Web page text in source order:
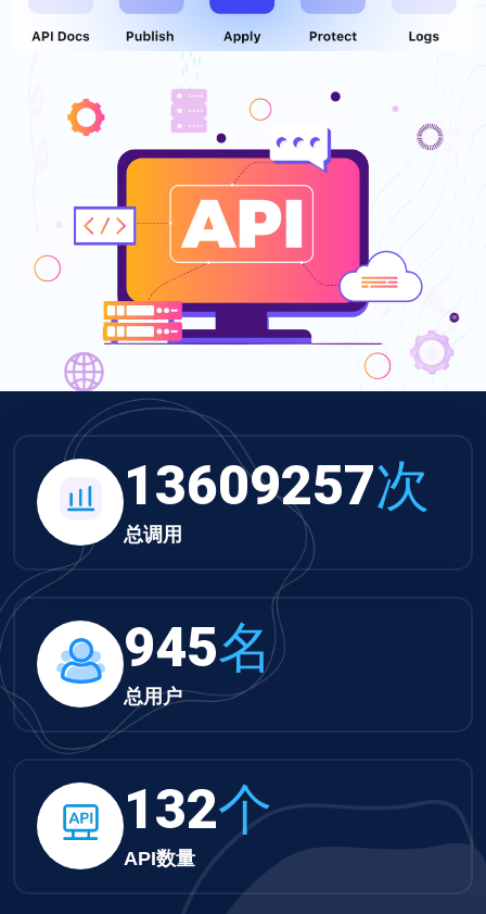
13609257次
总调用
945名
总用户
132个
API数量